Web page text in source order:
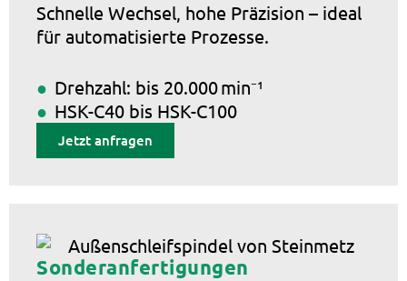
Schnelle Wechsel, hohe Präzision – ideal
für automatisierte Prozesse.
Drehzahl: bis 20.000 min⁻¹
HSK-C40 bis HSK-C100
Jetzt anfragen
Sonderanfertigungen